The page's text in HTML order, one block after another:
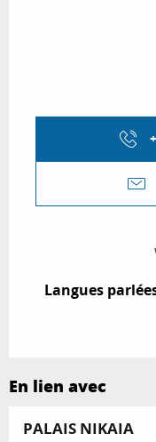
Langues
Langues
En lien avec
PALAIS NIKAIA